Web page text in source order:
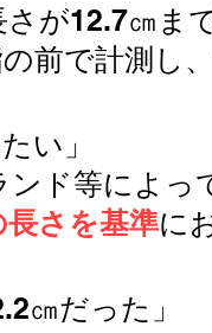
が12.7㎝ま
前で計測し
い」
ド等によっ
さを基準に
12.2㎝だ